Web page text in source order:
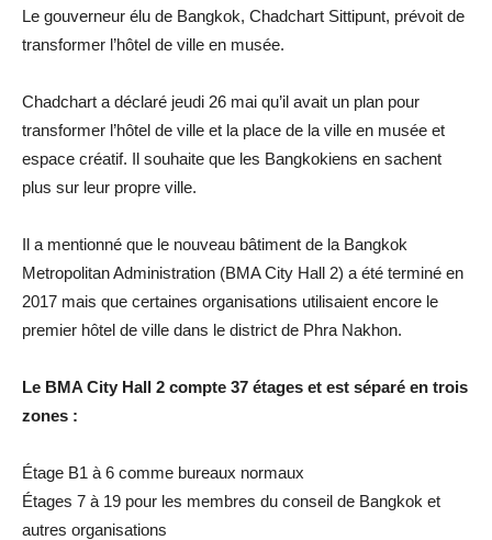
Le gouverneur élu de Bangkok, Chadchart Sittipunt, prévoit de
transformer l’hôtel de ville en musée.
Chadchart a déclaré jeudi 26 mai qu’il avait un plan pour
transformer l’hôtel de ville et la place de la ville en musée et
espace créatif. Il souhaite que les Bangkokiens en sachent
plus sur leur propre ville.
Il a mentionné que le nouveau bâtiment de la Bangkok
Metropolitan Administration (BMA City Hall 2) a été terminé en
2017 mais que certaines organisations utilisaient encore le
premier hôtel de ville dans le district de Phra Nakhon.
Le BMA City Hall 2 compte 37 étages et est séparé en trois
zones :
Étage B1 à 6 comme bureaux normaux
Étages 7 à 19 pour les membres du conseil de Bangkok et
autres organisations